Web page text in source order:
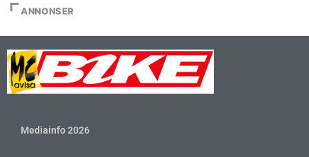
ANNONSER
Mediainfo 2026